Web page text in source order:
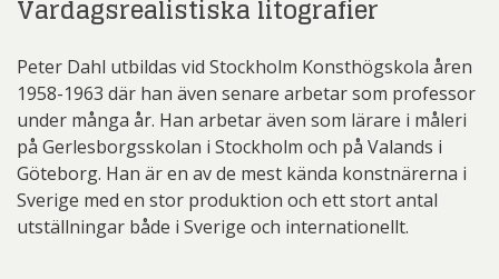
Vardagsrealistiska litografier
Peter Dahl utbildas vid Stockholm Konsthögskola åren
1958-1963 där han även senare arbetar som professor
under många år. Han arbetar även som lärare i måleri
på Gerlesborgsskolan i Stockholm och på Valands i
Göteborg. Han är en av de mest kända konstnärerna i
Sverige med en stor produktion och ett stort antal
utställningar både i Sverige och internationellt.